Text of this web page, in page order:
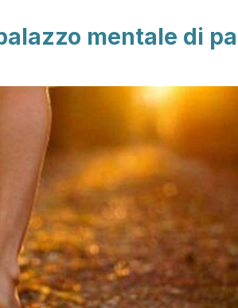
mentale di